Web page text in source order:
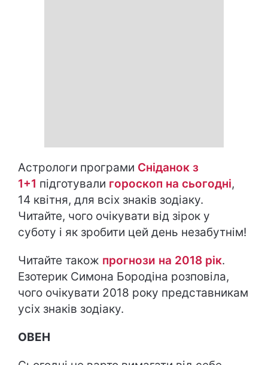
Астрологи програми Сніданок з
1+1 підготували гороскоп на cьогодні,
14 квітня, для всіх знаків зодіаку.
Читайте, чого очікувати від зірок у
суботу і як зробити цей день незабутнім!
Читайте також прогнози на 2018 рік.
Езотерик Симона Бородіна розповіла,
чого очікувати 2018 року представникам
усіх знаків зодіаку.
ОВЕН